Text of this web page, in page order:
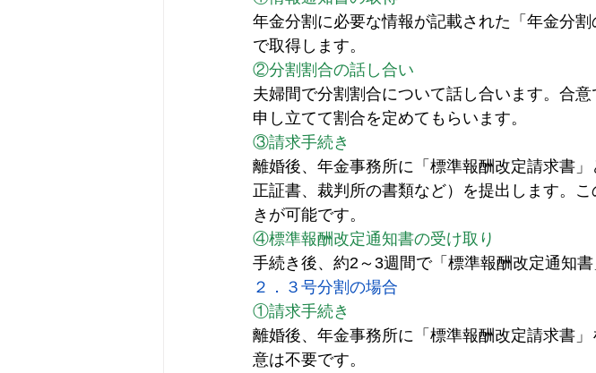
年金分割に必要な情報が記載された「年金分
で取得します。
②分割割合の話し合い
夫婦間で分割割合について話し合います。合
申し立てて割合を定めてもらいます。
③請求手続き
離婚後、年金事務所に「標準報酬改定請求書
正証書、裁判所の書類など）を提出します。
きが可能です。
④標準報酬改定通知書の受け取り
手続き後、約2～3週間で「標準報酬改定通知
２．３号分割の場合
①請求手続き
離婚後、年金事務所に「標準報酬改定請求書
意は不要です。